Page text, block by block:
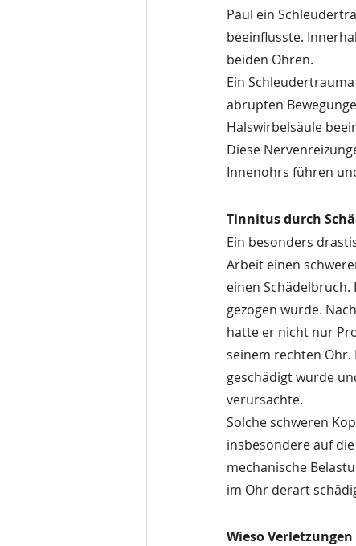
Paul ein
beeinflusste.
beiden Ohren.
Ein
abrupten
Halswirbelsäule
Diese
Innenohrs führen
Tinnitus durch
Ein besonders
Arbeit einen
einen
gezogen wurde.
hatte er nicht nur
seinem rechten
geschädigt wurde
verursachte.
Solche schweren
insbesondere auf
mechanische
im Ohr derart
Wieso